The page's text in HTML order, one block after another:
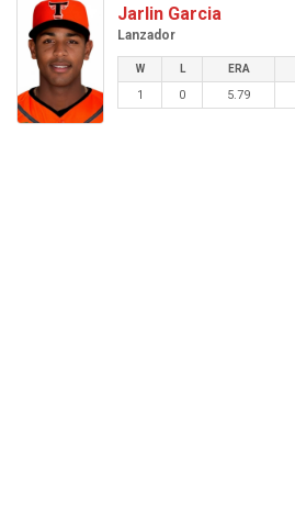
Jarlin Garcia
Lanzador
W L ERA
1 0 5.79